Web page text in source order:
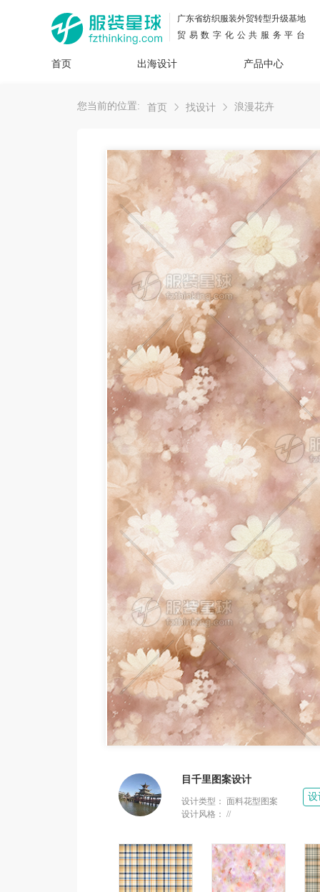
广东省纺织服装外贸转型升级基地
贸易数字化公共服务平台
首页 出海设计
图案
产品中心
您当前的位置: 首页 找设计 浪漫花卉
目千里图案设计
设计类型： 面料花型图案
设计风格： //
设